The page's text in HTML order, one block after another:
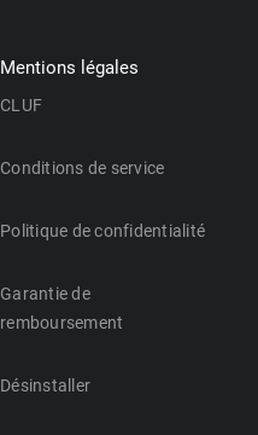
Mentions légales
CLUF
Conditions de service
Politique de confidentialité
Garantie de
remboursement
Désinstaller